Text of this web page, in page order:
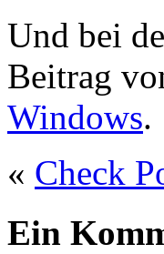
Und bei
Beitrag
Windows.
« Check
Ein